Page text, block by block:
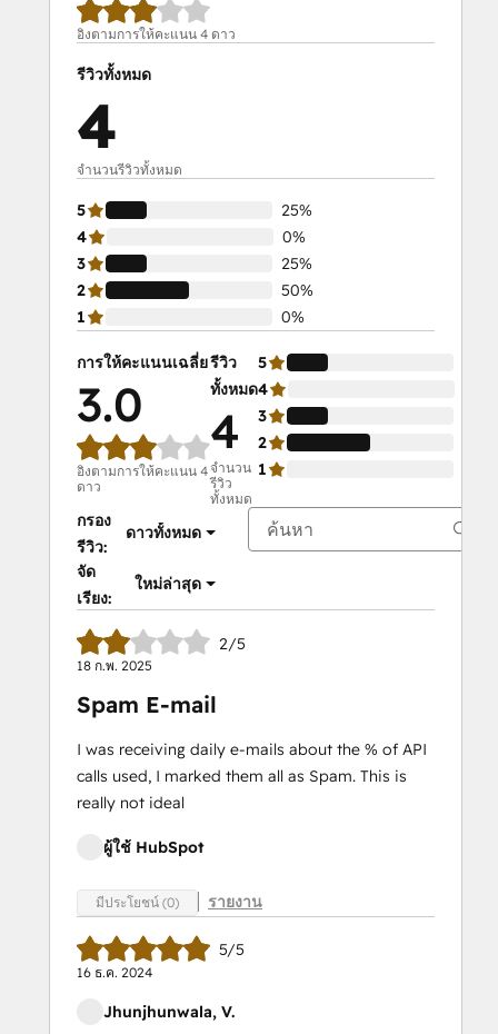
อิงตามการให้คะแนน 4 ดาว
รีวิวทั้งหมด
4
จำนวนรีวิวทั้งหมด
5
25%
4
0%
3
25%
2
50%
1
0%
การให้คะแนนเฉลี่ย
3.0
อิงตามการให้คะแนน 4
ดาว
รีวิว
ทั้งหมด
4
จำนวน
รีวิว
ทั้งหมด
5
4
3
2
1
กรอง
รีวิว:
ดาวทั้งหมด
จัด
เรียง:
ใหม่ล่าสุด
2/5
18 ก.พ. 2025
Spam E-mail
I was receiving daily e-mails about the % of API
calls used, I marked them all as Spam. This is
really not ideal
ผู้ใช้ HubSpot
มีประโยชน์ (0) รายงาน
5/5
16 ธ.ค. 2024
Jhunjhunwala, V.